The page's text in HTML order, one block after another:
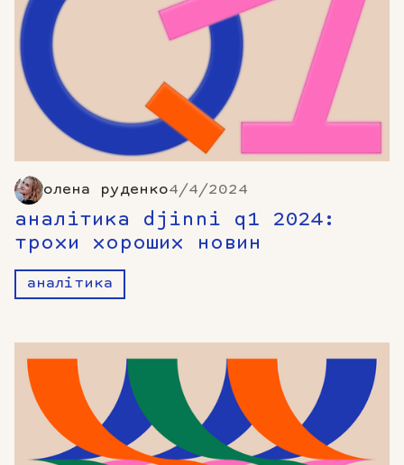
олена руденко4/4/2024
аналітика djinni q1 2024:
трохи хороших новин
аналітика